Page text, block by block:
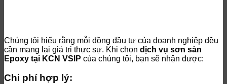
Chúng tôi hiểu rằng mỗi đồng đầu tư của doanh nghiệp đều
cần mang lại giá trị thực sự. Khi chọn dịch vụ sơn sàn
Epoxy tại KCN VSIP của chúng tôi, bạn sẽ nhận được:
Chi phí hợp lý: